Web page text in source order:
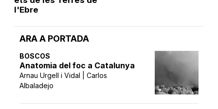
ARA A PORTADA
BOSCOS
Anatomia del foc a Catalunya
Arnau Urgell i Vidal | Carlos
Albaladejo
l'Ebre